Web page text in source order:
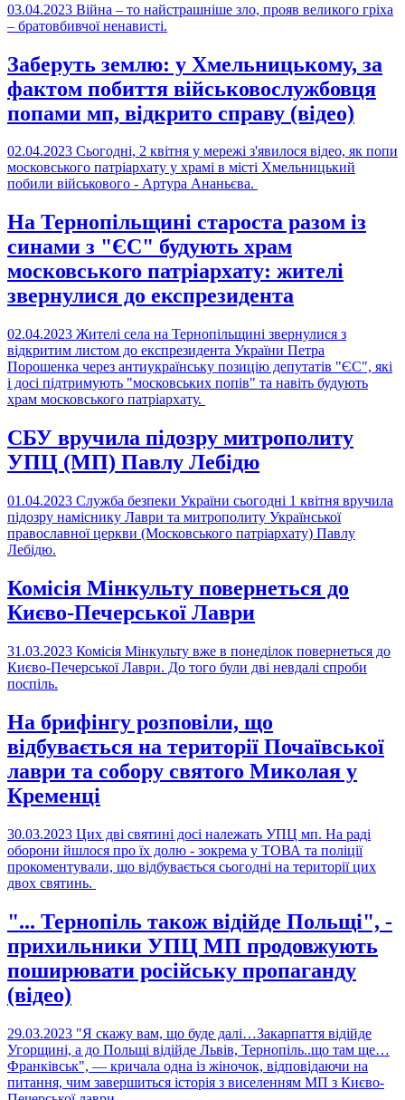
03.04.2023 Війна – то найстрашніше зло, прояв великого гріха
– братовбивчої ненависті.
Заберуть землю: у Хмельницькому, за
фактом побиття військовослужбовця
попами мп, відкрито справу (відео)
02.04.2023 Сьогодні, 2 квітня у мережі з'явилося відео, як попи
московського патріархату у храмі в місті Хмельницький
побили військового - Артура Ананьєва.
На Тернопільщині староста разом із
синами з "ЄС" будують храм
московського патріархату: жителі
звернулися до експрезидента
02.04.2023 Жителі села на Тернопільщині звернулися з
відкритим листом до експрезидента України Петра
Порошенка через антиукраїнську позицію депутатів "ЄС", які
і досі підтримують "московських попів" та навіть будують
храм московського патріархату.
СБУ вручила підозру митрополиту
УПЦ (МП) Павлу Лебідю
01.04.2023 Служба безпеки України сьогодні 1 квітня вручила
підозру наміснику Лаври та митрополиту Української
православної церкви (Московського патріархату) Павлу
Лебідю.
Комісія Мінкульту повернеться до
Києво-Печерської Лаври
31.03.2023 Комісія Мінкульту вже в понеділок повернеться до
Києво-Печерської Лаври. До того були дві невдалі спроби
поспіль.
На брифінгу розповіли, що
відбувається на території Почаївської
лаври та собору святого Миколая у
Кременці
30.03.2023 Цих дві святині досі належать УПЦ мп. На раді
оборони йшлося про їх долю - зокрема у ТОВА та поліції
прокоментували, що відбувається сьогодні на території цих
двох святинь.
"... Тернопіль також відійде Польщі", -
прихильники УПЦ МП продовжують
поширювати російську пропаганду
(відео)
29.03.2023 "Я скажу вам, що буде далі…Закарпаття відійде
Угорщині, а до Польщі відійде Львів, Тернопіль..що там ще…
Франківськ", — кричала одна із жіночок, відповідаючи на
питання, чим завершиться історія з виселенням МП з Києво-